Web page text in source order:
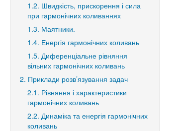
1.2. Швидкість, прискорення і сила
при гармонічних коливаннях
1.3. Маятники.
1.4. Енергія гармонічних коливань
1.5. Диференціальне рівняння
вільних гармонічних коливань
2. Приклади розв’язування задач
2.1. Рівняння і характеристики
гармонічних коливань
2.2. Динаміка та енергія гармонічних
коливань